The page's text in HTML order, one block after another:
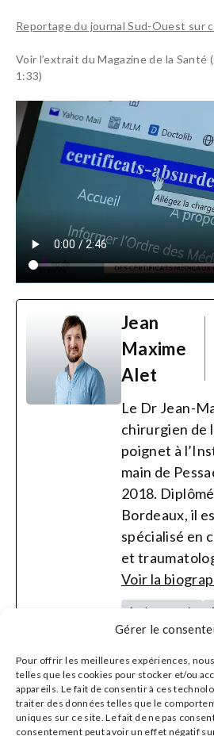
Gérer le
Pour offrir les meilleures expériences,
telles que les cookies pour stocker et/ou
appareils. Le fait de consentir à ces
traiter des données telles que le
uniques sur ce site. Le fait de ne pas
consentement peut avoir un effet négatif
Reportage du journal Sud-Ouest sur
Voir l’extrait du Magazine de la Santé
1:33)
Jean
Maxime
Alet
Le Dr Jean-
chirurgien de
poignet à
main de
2018.
Bordeaux, il
spécialisé en
et
Voir la
Arthroscopie
Syndrome du
Chirurgie du
Chirurgie du
Maladie de
Traumatologie